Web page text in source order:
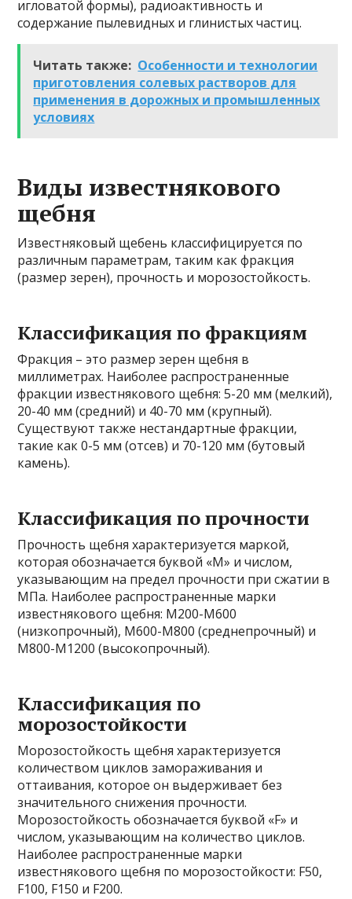
игловатой формы), радиоактивность и
содержание пылевидных и глинистых частиц.
Читать также: Особенности и технологии
приготовления солевых растворов для
применения в дорожных и промышленных
условиях
Виды известнякового
щебня
Известняковый щебень классифицируется по
различным параметрам, таким как фракция
(размер зерен), прочность и морозостойкость.
Классификация по фракциям
Фракция – это размер зерен щебня в
миллиметрах. Наиболее распространенные
фракции известнякового щебня: 5-20 мм (мелкий),
20-40 мм (средний) и 40-70 мм (крупный).
Существуют также нестандартные фракции,
такие как 0-5 мм (отсев) и 70-120 мм (бутовый
камень).
Классификация по прочности
Прочность щебня характеризуется маркой,
которая обозначается буквой «М» и числом,
указывающим на предел прочности при сжатии в
МПа. Наиболее распространенные марки
известнякового щебня: М200-М600
(низкопрочный), М600-М800 (среднепрочный) и
М800-М1200 (высокопрочный).
Классификация по
морозостойкости
Морозостойкость щебня характеризуется
количеством циклов замораживания и
оттаивания, которое он выдерживает без
значительного снижения прочности.
Морозостойкость обозначается буквой «F» и
числом, указывающим на количество циклов.
Наиболее распространенные марки
известнякового щебня по морозостойкости: F50,
F100, F150 и F200.